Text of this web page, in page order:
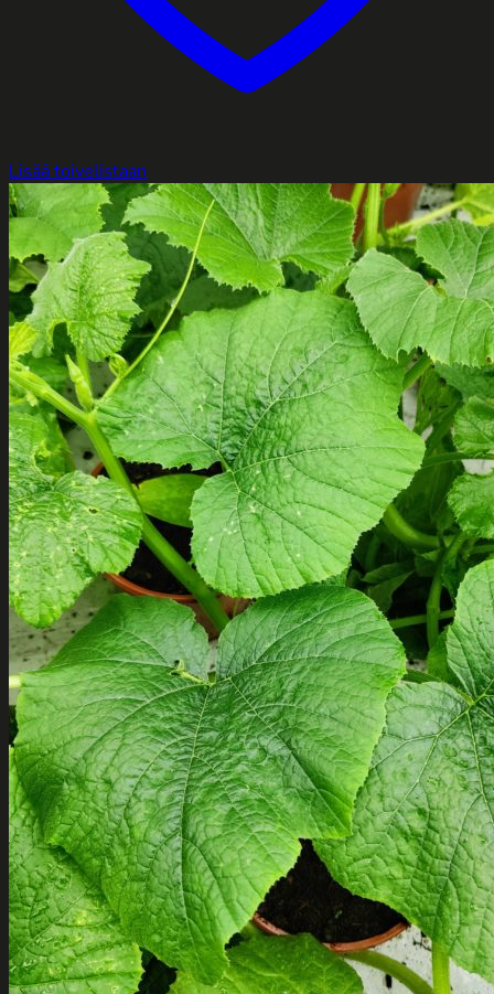
Lisää toivelistaan